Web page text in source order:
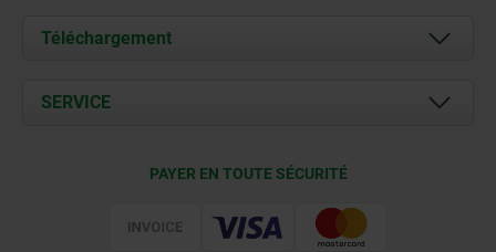
À propos de nous
Contact
Téléchargement
Documents
SERVICE
PAYER EN TOUTE SÉCURITÉ